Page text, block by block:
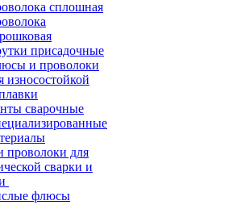
сплошная
присадочные
и проволоки
износостойкой
сварочные
для
сварки и
флюсы